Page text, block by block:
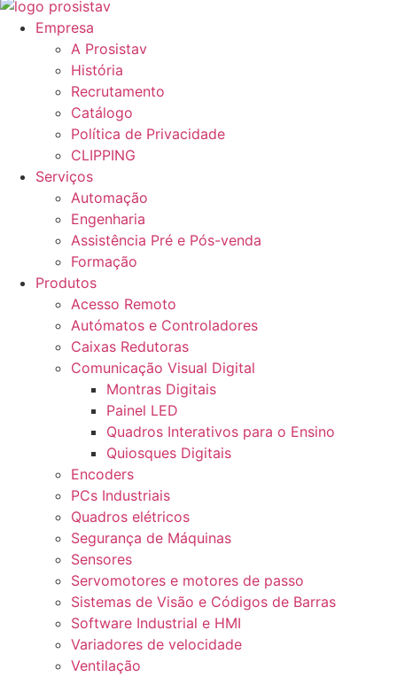
Empresa
A Prosistav
História
Recrutamento
Catálogo
Política de Privacidade
CLIPPING
Serviços
Automação
Engenharia
Assistência Pré e Pós-venda
Formação
Produtos
Acesso Remoto
Autómatos e Controladores
Caixas Redutoras
Comunicação Visual Digital
Montras Digitais
Painel LED
Quadros Interativos para o Ensino
Quiosques Digitais
Encoders
PCs Industriais
Quadros elétricos
Segurança de Máquinas
Sensores
Servomotores e motores de passo
Sistemas de Visão e Códigos de Barras
Software Industrial e HMI
Variadores de velocidade
Ventilação